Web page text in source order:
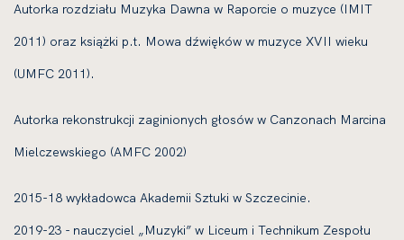
Autorka rozdziału Muzyka Dawna w Raporcie o muzyce (IMIT
2011) oraz książki p.t. Mowa dźwięków w muzyce XVII wieku
(UMFC 2011).
Autorka rekonstrukcji zaginionych głosów w Canzonach Marcina
Mielczewskiego (AMFC 2002)
2015-18 wykładowca Akademii Sztuki w Szczecinie.
2019-23 - nauczyciel „Muzyki” w Liceum i Technikum Zespołu